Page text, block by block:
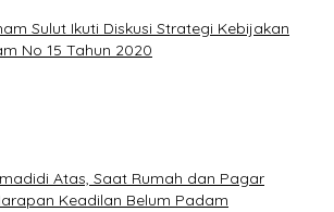
Sulut Ikuti Diskusi Strategi Kebijakan
No 15 Tahun 2020
Atas, Saat Rumah dan Pagar
Keadilan Belum Padam